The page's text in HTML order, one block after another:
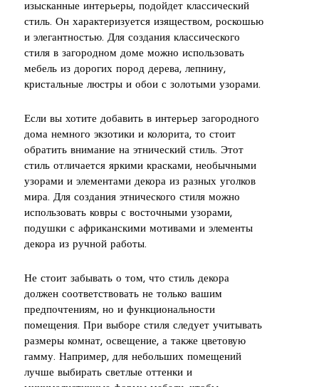
изысканные интерьеры, подойдет классический
стиль. Он характеризуется изяществом, роскошью
и элегантностью. Для создания классического
стиля в загородном доме можно использовать
мебель из дорогих пород дерева, лепнину,
кристальные люстры и обои с золотыми узорами.
Если вы хотите добавить в интерьер загородного
дома немного экзотики и колорита, то стоит
обратить внимание на этнический стиль. Этот
стиль отличается яркими красками, необычными
узорами и элементами декора из разных уголков
мира. Для создания этнического стиля можно
использовать ковры с восточными узорами,
подушки с африканскими мотивами и элементы
декора из ручной работы.
Не стоит забывать о том, что стиль декора
должен соответствовать не только вашим
предпочтениям, но и функциональности
помещения. При выборе стиля следует учитывать
размеры комнат, освещение, а также цветовую
гамму. Например, для небольших помещений
лучше выбирать светлые оттенки и